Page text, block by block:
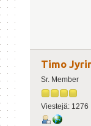
Timo
Sr. Member
Viestejä: 1276